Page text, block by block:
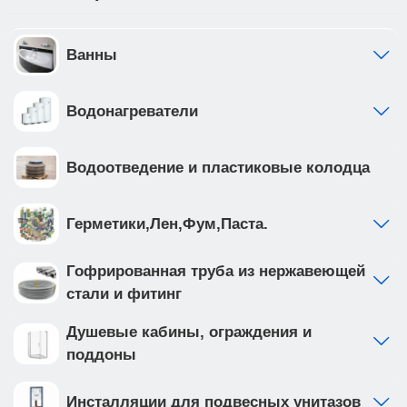
Ванны
Водонагреватели
Водоотведение и пластиковые колодца
Герметики,Лен,Фум,Паста.
Гофрированная труба из нержавеющей
стали и фитинг
Душевые кабины, ограждения и
поддоны
Инсталляции для подвесных унитазов